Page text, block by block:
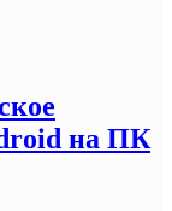
на ПК